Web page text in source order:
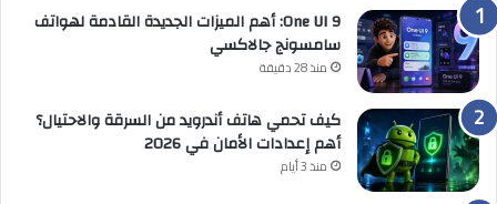
One UI 9: أهم الميزات الجديدة القادمة لهواتف
سامسونج جالاكسي
منذ 28 دقيقة
كيف تحمي هاتف أندرويد من السرقة والاحتيال؟
أهم إعدادات الأمان في 2026
منذ 3 أيام